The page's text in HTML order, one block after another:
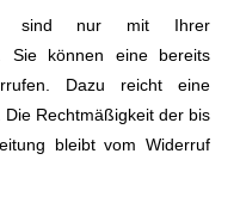
sind nur mit Ihrer
Sie können eine bereits
Dazu reicht eine
Rechtmäßigkeit der bis
bleibt vom Widerruf